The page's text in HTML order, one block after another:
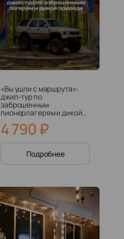
«Вы ушли с маршрута»:
джип-тур по
заброшенным
пионерлагерям и дикой
4 790₽
Подробнее